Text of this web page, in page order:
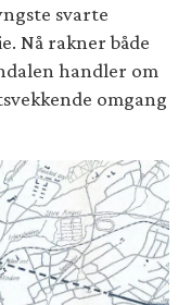
svarte
Nå rakner både
handler om
omgang